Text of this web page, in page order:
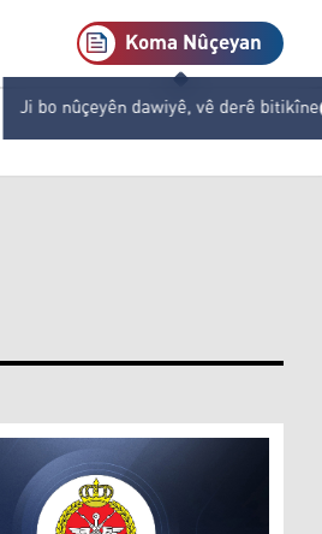
Koma Nûçeyan
Ji bo nûçeyên dawiyê, vê derê bitikîne